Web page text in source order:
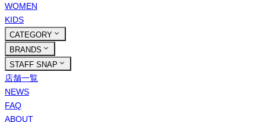
WOMEN
KIDS
CATEGORY
BRANDS
STAFF SNAP
店舗一覧
NEWS
FAQ
ABOUT